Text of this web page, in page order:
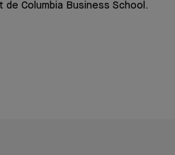
de Columbia Business School.